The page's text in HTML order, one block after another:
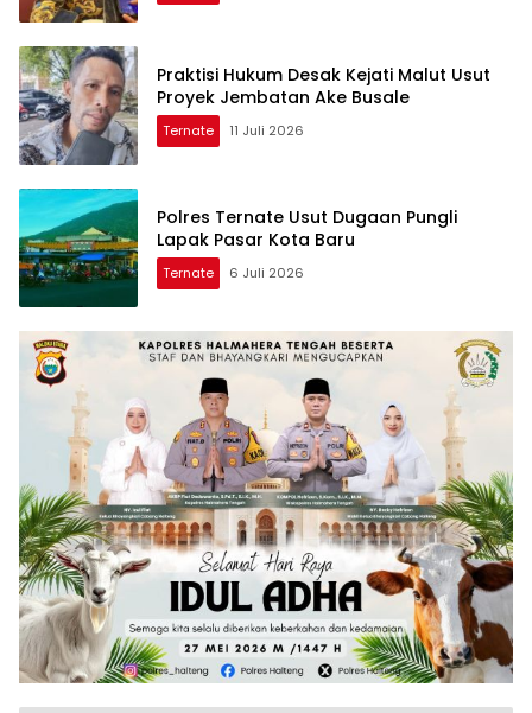
Praktisi Hukum Desak Kejati Malut Usut
Proyek Jembatan Ake Busale
Ternate 11 Juli 2026
Polres Ternate Usut Dugaan Pungli
Lapak Pasar Kota Baru
Ternate 6 Juli 2026